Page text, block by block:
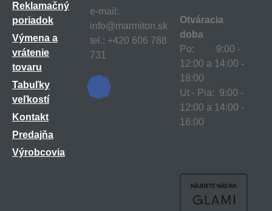
Reklamačný
poriadok
Výmena a
vrátenie
tovaru
Tabuľky
veľkostí
Kontakt
Predajňa
Výrobcovia
e-mail:
info@marmiton.sk
tel.: +420 606 788
731
Otváracia
doba
Po: 9:00 -
12:00 a 14:00 -
18:00
Ut - Pia: 9:00 -
12:00 a 14:00 -
16:00